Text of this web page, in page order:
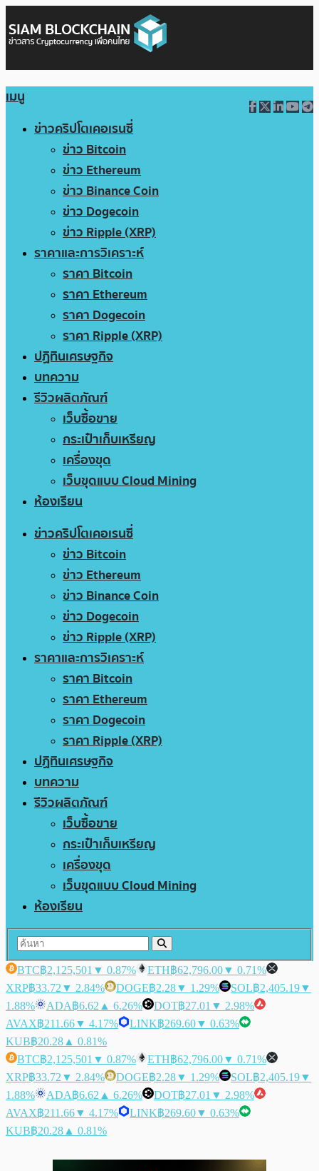
เมนู
ข่าวคริปโตเคอเรนซี่
ข่าว Bitcoin
ข่าว Ethereum
ข่าว Binance Coin
ข่าว Dogecoin
ข่าว Ripple (XRP)
ราคาและการวิเคราะห์
ราคา Bitcoin
ราคา Ethereum
ราคา Dogecoin
ราคา Ripple (XRP)
ปฏิทินเศรษฐกิจ
บทความ
รีวิวผลิตภัณฑ์
เว็บซื้อขาย
กระเป๋าเก็บเหรียญ
เครื่องขุด
เว็บขุดแบบ Cloud Mining
ห้องเรียน
ข่าวคริปโตเคอเรนซี่
ข่าว Bitcoin
ข่าว Ethereum
ข่าว Binance Coin
ข่าว Dogecoin
ข่าว Ripple (XRP)
ราคาและการวิเคราะห์
ราคา Bitcoin
ราคา Ethereum
ราคา Dogecoin
ราคา Ripple (XRP)
ปฏิทินเศรษฐกิจ
บทความ
รีวิวผลิตภัณฑ์
เว็บซื้อขาย
กระเป๋าเก็บเหรียญ
เครื่องขุด
เว็บขุดแบบ Cloud Mining
ห้องเรียน
BTC฿2,125,501 ▼ 0.87% ETH฿62,796.00▼ 0.71%
XRP฿33.72 ▼ 2.84% DOGE฿2.28▼ 1.29% SOL฿2,405.19▼
1.88%
ADA฿6.62 ▲ 6.26% DOT฿27.01 ▼ 2.98%
AVAX฿211.66▼ 4.17% LINK฿269.60▼ 0.63%
KUB฿20.28 ▲ 0.81%
BTC฿2,125,501 ▼ 0.87% ETH฿62,796.00▼ 0.71%
XRP฿33.72 ▼ 2.84% DOGE฿2.28▼ 1.29% SOL฿2,405.19▼
1.88%
ADA฿6.62 ▲ 6.26% DOT฿27.01 ▼ 2.98%
AVAX฿211.66▼ 4.17% LINK฿269.60▼ 0.63%
KUB฿20.28 ▲ 0.81%